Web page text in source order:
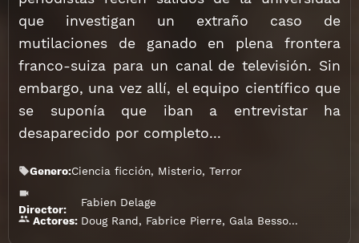
que investigan un extraño caso de
mutilaciones de ganado en plena frontera
franco-suiza para un canal de televisión. Sin
embargo, una vez allí, el equipo científico que
se suponía que iban a entrevistar ha
desaparecido por completo...
Genero:Ciencia ficción, Misterio,Terror
Director:
Fabien Delage
Actores: Doug Rand, Fabrice Pierre, Gala Besson ,